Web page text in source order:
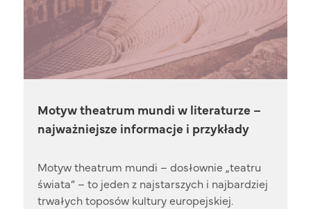
Motyw theatrum mundi w literaturze –
najważniejsze informacje i przykłady
Motyw theatrum mundi – dosłownie „teatru
świata” – to jeden z najstarszych i najbardziej
trwałych toposów kultury europejskiej.